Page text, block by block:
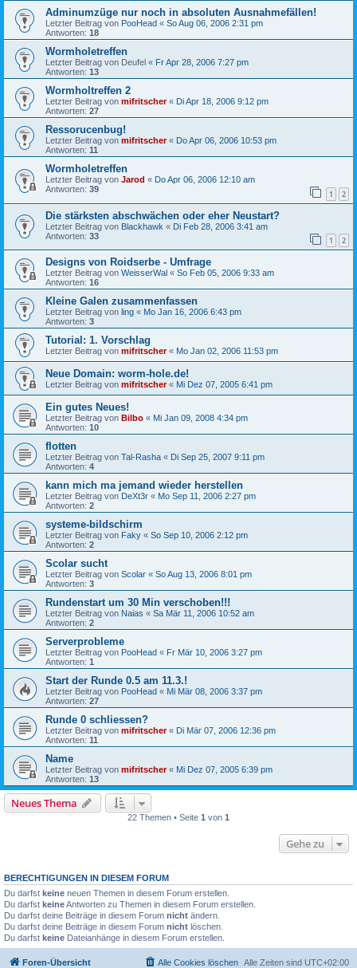
Adminumzüge nur noch in absoluten Ausnahmefällen!
Letzter Beitrag von PooHead « So Aug 06, 2006 2:31 pm
Antworten: 18
Wormholetreffen
Letzter Beitrag von Deufel « Fr Apr 28, 2006 7:27 pm
Antworten: 13
Wormholtreffen 2
Letzter Beitrag von mifritscher« Di Apr 18, 2006 9:12 pm
Antworten: 27
Ressorucenbug!
Letzter Beitrag von mifritscher« Do Apr 06, 2006 10:53 pm
Antworten: 11
Wormholetreffen
Letzter Beitrag von Jarod « Do Apr 06, 2006 12:10 am
Antworten: 39 1 2
Die stärksten abschwächen oder eher Neustart?
Letzter Beitrag von Blackhawk « Di Feb 28, 2006 3:41 am
Antworten: 33 1 2
Designs von Roidserbe - Umfrage
Letzter Beitrag von WeisserWal « So Feb 05, 2006 9:33 am
Antworten: 16
Kleine Galen zusammenfassen
Letzter Beitrag von ling « Mo Jan 16, 2006 6:43 pm
Antworten: 3
Tutorial: 1. Vorschlag
Letzter Beitrag von mifritscher« Mo Jan 02, 2006 11:53 pm
Neue Domain: worm-hole.de!
Letzter Beitrag von mifritscher« Mi Dez 07, 2005 6:41 pm
Ein gutes Neues!
Letzter Beitrag von Bilbo « Mi Jan 09, 2008 4:34 pm
Antworten: 10
flotten
Letzter Beitrag von Tal-Rasha « Di Sep 25, 2007 9:11 pm
Antworten: 4
kann mich ma jemand wieder herstellen
Letzter Beitrag von DeXt3r « Mo Sep 11, 2006 2:27 pm
Antworten: 2
systeme-bildschirm
Letzter Beitrag von Faky « So Sep 10, 2006 2:12 pm
Antworten: 2
Scolar sucht
Letzter Beitrag von Scolar « So Aug 13, 2006 8:01 pm
Antworten: 3
Rundenstart um 30 Min verschoben!!!
Letzter Beitrag von Naias « Sa Mär 11, 2006 10:52 am
Antworten: 2
Serverprobleme
Letzter Beitrag von PooHead « Fr Mär 10, 2006 3:27 pm
Antworten: 1
Start der Runde 0.5 am 11.3.!
Letzter Beitrag von PooHead « Mi Mär 08, 2006 3:37 pm
Antworten: 27
Runde 0 schliessen?
Letzter Beitrag von mifritscher« Di Mär 07, 2006 12:36 pm
Antworten: 11
Name
Letzter Beitrag von mifritscher« Mi Dez 07, 2005 6:39 pm
Antworten: 13
Neues Thema
22 Themen • Seite 1 von 1
Gehe zu
BERECHTIGUNGEN IN DIESEM FORUM
Du darfst keine neuen Themen in diesem Forum erstellen.
Du darfst keineAntworten zu Themen in diesem Forum erstellen.
Du darfst deine Beiträge in diesem Forum nicht ändern.
Du darfst deine Beiträge in diesem Forum nicht löschen.
Du darfst keine Dateianhänge in diesem Forum erstellen.
Foren-Übersicht Alle Zeiten sind UTC+02:00
Alle Cookies löschen